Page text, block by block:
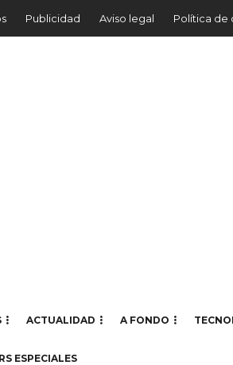
Publicidad Aviso legal Política de
ACTUALIDAD A FONDO
ESPECIALES